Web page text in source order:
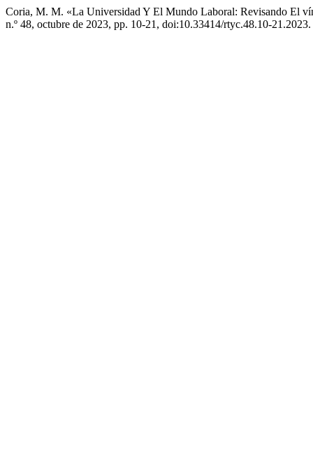
Coria, M. M. «La Universidad Y El Mundo Laboral: Revisando El
n.º 48, octubre de 2023, pp. 10-21, doi:10.33414/rtyc.48.10-21.2023.